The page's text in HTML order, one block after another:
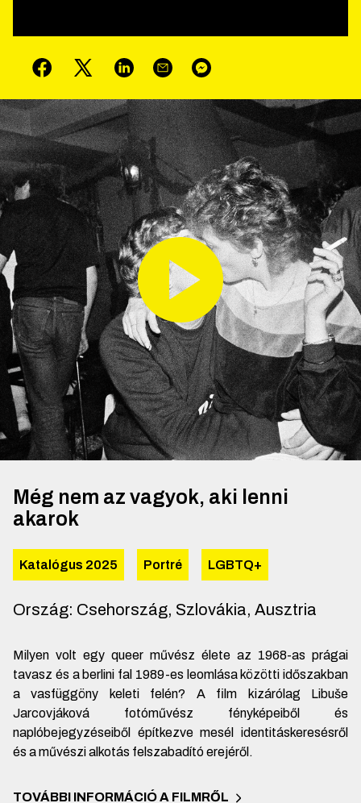
Még nem az vagyok, aki lenni
akarok
Katalógus 2025 Portré LGBTQ+
Ország: Csehország, Szlovákia, Ausztria
Milyen volt egy queer művész élete az 1968-as prágai
tavasz és a berlini fal 1989-es leomlása közötti időszakban
a vasfüggöny keleti felén? A film kizárólag Libuše
Jarcovjáková fotóművész fényképeiből és
naplóbejegyzéseiből építkezve mesél identitáskeresésről
és a művészi alkotás felszabadító erejéről.
TOVÁBBI INFORMÁCIÓ A FILMRŐL